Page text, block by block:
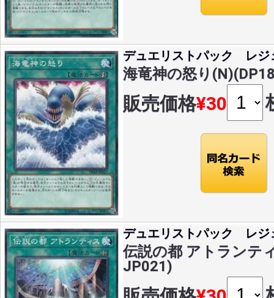
デュエリストパック レジ
海竜神の怒り
販売価格¥30
デュエリストパック レジ
伝説の都 アトランテ
JP021)